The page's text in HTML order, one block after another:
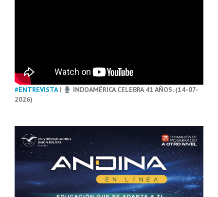
#ENTREVISTA|
INDOAMÉRICA CELEBRA 41 AÑOS. (14-07-
2026)